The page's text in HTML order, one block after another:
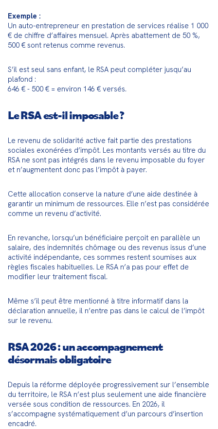
Exemple :
Un auto-entrepreneur en prestation de services réalise 1 000
€ de chiffre d’affaires mensuel. Après abattement de 50 %,
500 € sont retenus comme revenus.
S’il est seul sans enfant, le RSA peut compléter jusqu’au
plafond :
646 € - 500 € = environ 146 € versés.
Le RSA est-il imposable ?
Le revenu de solidarité active fait partie des prestations
sociales exonérées d’impôt. Les montants versés au titre du
RSA ne sont pas intégrés dans le revenu imposable du foyer
et n’augmentent donc pas l’impôt à payer.
Cette allocation conserve la nature d’une aide destinée à
garantir un minimum de ressources. Elle n’est pas considérée
comme un revenu d’activité.
En revanche, lorsqu’un bénéficiaire perçoit en parallèle un
salaire, des indemnités chômage ou des revenus issus d’une
activité indépendante, ces sommes restent soumises aux
règles fiscales habituelles. Le RSA n’a pas pour effet de
modifier leur traitement fiscal.
Même s’il peut être mentionné à titre informatif dans la
déclaration annuelle, il n’entre pas dans le calcul de l’impôt
sur le revenu.
RSA 2026 : un accompagnement
désormais obligatoire
Depuis la réforme déployée progressivement sur l’ensemble
du territoire, le RSA n’est plus seulement une aide financière
versée sous condition de ressources. En 2026, il
s’accompagne systématiquement d’un parcours d’insertion
encadré.